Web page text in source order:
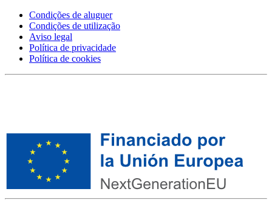
Condições de aluguer
Condições de utilização
Aviso legal
Política de privacidade
Política de cookies